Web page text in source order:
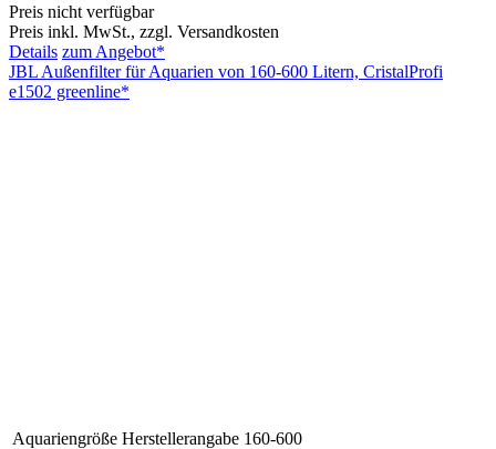
Preis nicht verfügbar
Preis inkl. MwSt., zzgl. Versandkosten
Details zum Angebot*
JBL Außenfilter für Aquarien von 160-600 Litern, CristalProfi
e1502 greenline*
Aquariengröße Herstellerangabe 160-600